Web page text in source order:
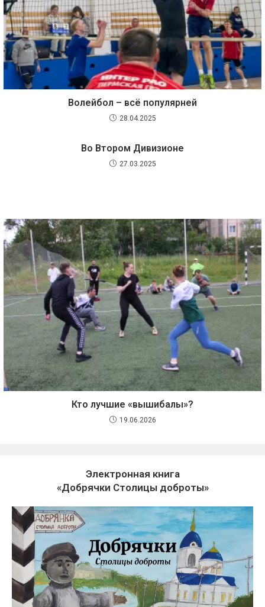
Волейбол – всё популярней
28.04.2025
Во Втором Дивизионе
27.03.2025
Кто лучшие «вышибалы»?
19.06.2026
Электронная книга
«Добрячки Столицы доброты»